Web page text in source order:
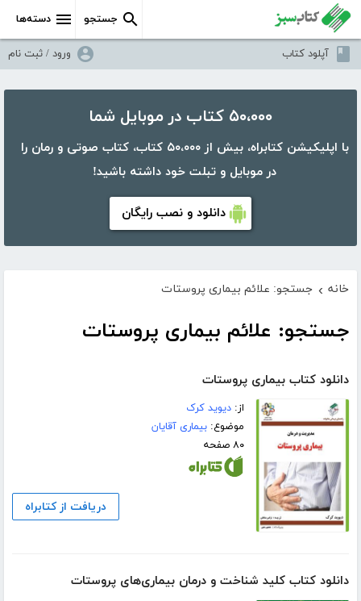
دسته‌ها جستجو
آپلود کتاب ورود / ثبت نام
۵۰،۰۰۰ کتاب در موبایل شما
با اپلیکیشن کتابراه، بیش از ۵۰،۰۰۰ کتاب، کتاب صوتی و رمان را
در موبایل و تبلت خود داشته باشید!
دانلود و نصب رایگان
خانه › جستجو: علائم بیماری پروستات
جستجو: علائم بیماری پروستات
دانلود کتاب بیماری پروستات
از:دیوید کرک
موضوع:بیماری آقایان
۸۰ صفحه
دریافت از کتابراه
دانلود کتاب کلید شناخت و درمان بیماری‌های پروستات